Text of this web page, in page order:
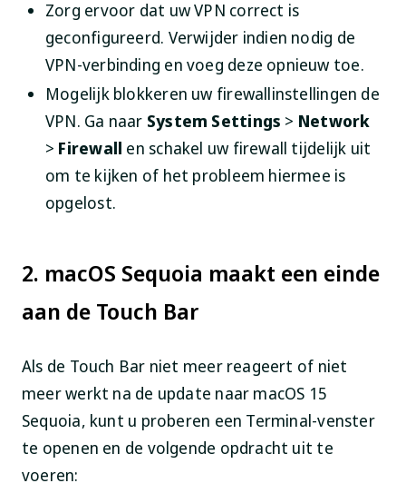
Zorg ervoor dat uw VPN correct is
geconfigureerd. Verwijder indien nodig de
VPN-verbinding en voeg deze opnieuw toe.
Mogelijk blokkeren uw firewallinstellingen de
VPN. Ga naar System Settings > Network
> Firewall en schakel uw firewall tijdelijk uit
om te kijken of het probleem hiermee is
opgelost.
2. macOS Sequoia maakt een einde
aan de Touch Bar
Als de Touch Bar niet meer reageert of niet
meer werkt na de update naar macOS 15
Sequoia, kunt u proberen een Terminal-venster
te openen en de volgende opdracht uit te
voeren: